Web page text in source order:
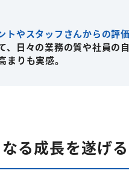
トやスタッフさんからの評
、日々の業務の質や社員の
りも実感。
る成長を遂げ